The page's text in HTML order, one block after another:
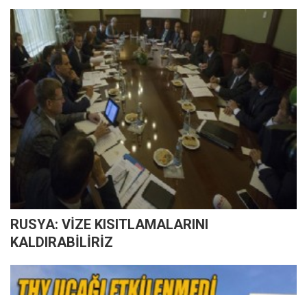
RUSYA: VİZE KISITLAMALARINI
KALDIRABİLİRİZ